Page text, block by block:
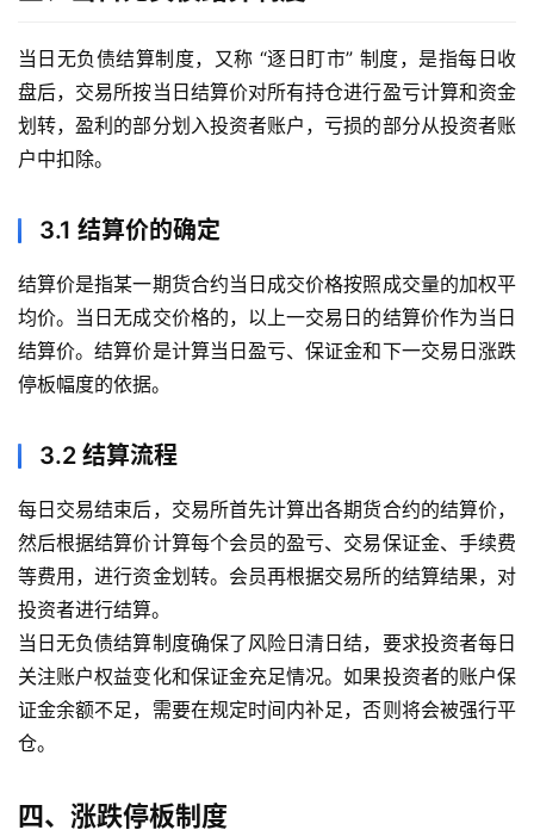
当日无负债结算制度，又称 “逐日盯市” 制度，是指每日收
盘后，交易所按当日结算价对所有持仓进行盈亏计算和资金
划转，盈利的部分划入投资者账户，亏损的部分从投资者账
户中扣除。
3.1 结算价的确定
结算价是指某一期货合约当日成交价格按照成交量的加权平
均价。当日无成交价格的，以上一交易日的结算价作为当日
结算价。结算价是计算当日盈亏、保证金和下一交易日涨跌
停板幅度的依据。
3.2 结算流程
每日交易结束后，交易所首先计算出各期货合约的结算价，
然后根据结算价计算每个会员的盈亏、交易保证金、手续费
等费用，进行资金划转。会员再根据交易所的结算结果，对
投资者进行结算。
当日无负债结算制度确保了风险日清日结，要求投资者每日
关注账户权益变化和保证金充足情况。如果投资者的账户保
证金余额不足，需要在规定时间内补足，否则将会被强行平
仓。
四、涨跌停板制度